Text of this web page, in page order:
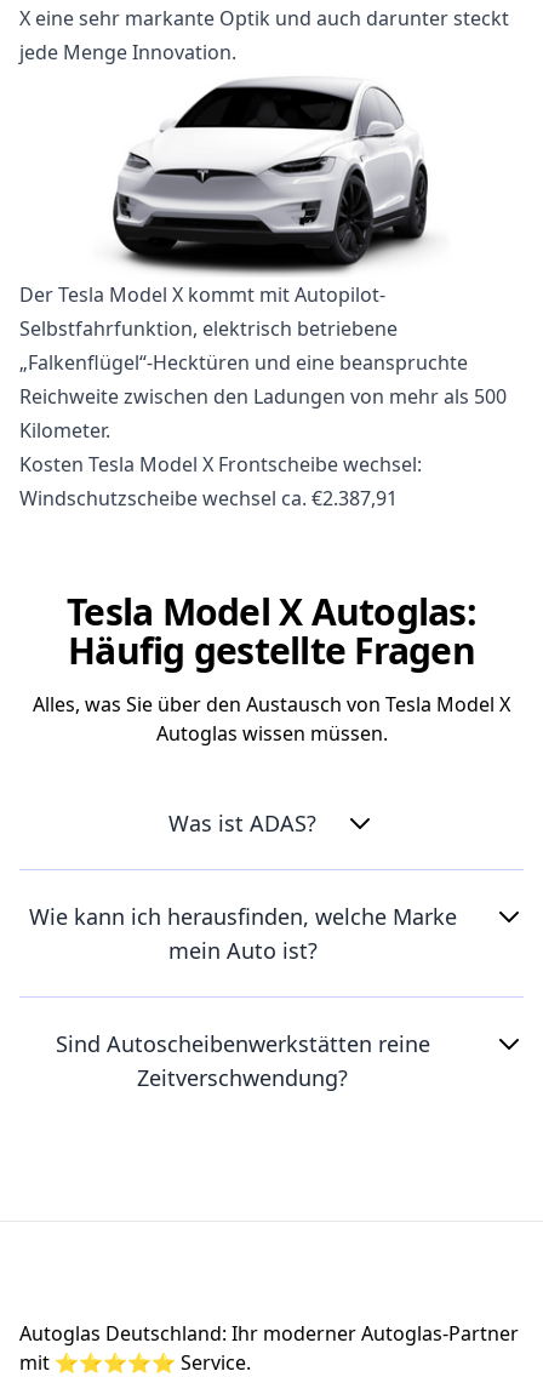
X eine sehr markante Optik und auch darunter steckt
jede Menge Innovation.
Der Tesla Model X kommt mit Autopilot-
Selbstfahrfunktion, elektrisch betriebene
„Falkenflügel“-Hecktüren und eine beanspruchte
Reichweite zwischen den Ladungen von mehr als 500
Kilometer.
Kosten Tesla Model X Frontscheibe wechsel:
Windschutzscheibe wechsel ca. €2.387,91
Tesla Model X Autoglas:
Häufig gestellte Fragen
Alles, was Sie über den Austausch von Tesla Model X
Autoglas wissen müssen.
Was ist ADAS?
Wie kann ich herausfinden, welche Marke
mein Auto ist?
Sind Autoscheibenwerkstätten reine
Zeitverschwendung?
Autoglas Deutschland: Ihr moderner Autoglas-Partner
mit ⭐⭐⭐⭐⭐ Service.